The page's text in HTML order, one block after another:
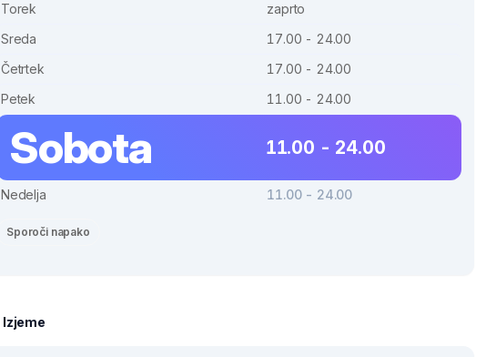
Torek
zaprto
Sreda
17.00 - 24.00
Četrtek
17.00 - 24.00
Petek
11.00 - 24.00
Sobota 11.00 - 24.00
Nedelja 11.00 - 24.00
Sporoči napako
Izjeme